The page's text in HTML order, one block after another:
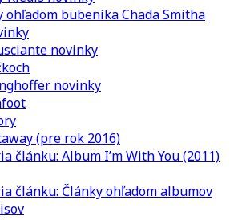
ohľadom bubeníka Chada Smitha
novinky
novinky
(pre rok 2016)
článku: Album I’m With You (2011)
článku: Články ohľadom albumov